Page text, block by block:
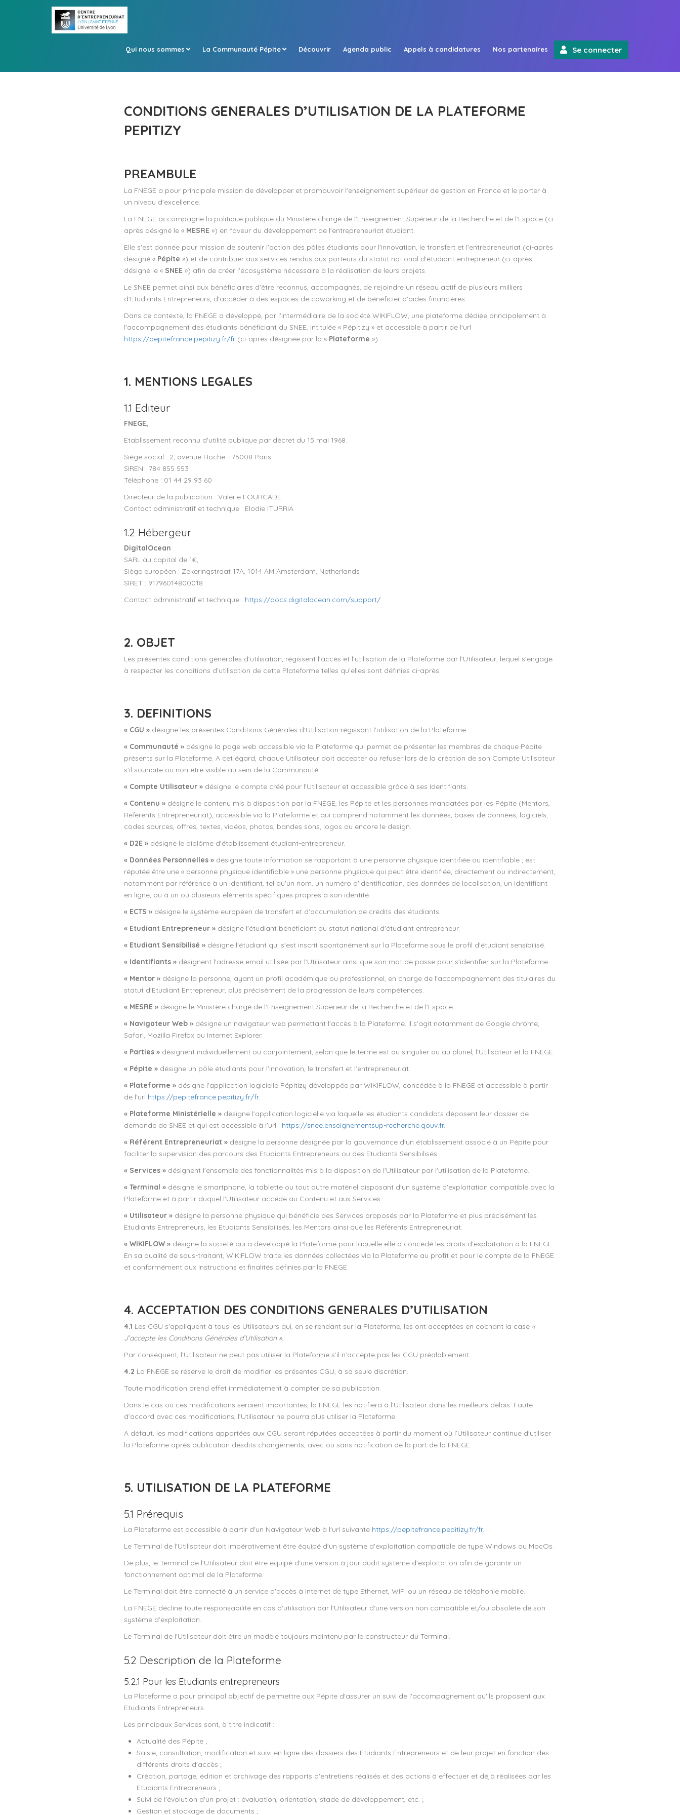
Qui nous sommes La Communauté Pépite Découvrir Agenda public Appels à candidatures Nos partenaires Se connecter
CONDITIONS GENERALES D’UTILISATION DE LA PLATEFORME
PEPITIZY
PREAMBULE
La FNEGE a pour principale mission de développer et promouvoir l'enseignement supérieur de gestion en France et le porter à
un niveau d'excellence.
La FNEGE accompagne la politique publique du Ministère chargé de l'Enseignement Supérieur de la Recherche et de l'Espace (ci-
après désigné le « MESRE ») en faveur du développement de l'entrepreneuriat étudiant.
Elle s'est donnée pour mission de soutenir l'action des pôles étudiants pour l'innovation, le transfert et l'entrepreneuriat (ci-après
désigné « Pépite ») et de contribuer aux services rendus aux porteurs du statut national d'étudiant-entrepreneur (ci-après
désigné le « SNEE ») afin de créer l'écosystème nécessaire à la réalisation de leurs projets.
Le SNEE permet ainsi aux bénéficiaires d'être reconnus, accompagnés, de rejoindre un réseau actif de plusieurs milliers
d'Etudiants Entrepreneurs, d'accéder à des espaces de coworking et de bénéficier d'aides financières.
Dans ce contexte, la FNEGE a développé, par l'intermédiaire de la société WIKIFLOW, une plateforme dédiée principalement à
l'accompagnement des étudiants bénéficiant du SNEE, intitulée « Pépitizy » et accessible à partir de l'url
https://pepitefrance.pepitizy.fr/fr (ci-après désignée par la « Plateforme »).
1. MENTIONS LEGALES
1.1 Editeur
FNEGE,
Etablissement reconnu d'utilité publique par décret du 15 mai 1968.
Siège social : 2, avenue Hoche - 75008 Paris
SIREN : 784 855 553
Téléphone : 01 44 29 93 60
Directeur de la publication : Valérie FOURCADE
Contact administratif et technique : Elodie ITURRIA
1.2 Hébergeur
DigitalOcean
SARL au capital de 1€,
Siège européen : Zekeringstraat 17A, 1014 AM Amsterdam, Netherlands
SIRET : 91796014800018
Contact administratif et technique : https://docs.digitalocean.com/support/
2. OBJET
Les présentes conditions générales d’utilisation, régissent l’accès et l’utilisation de la Plateforme par l’Utilisateur, lequel s’engage
à respecter les conditions d’utilisation de cette Plateforme telles qu’elles sont définies ci-après.
3. DEFINITIONS
« CGU » désigne les présentes Conditions Générales d'Utilisation régissant l'utilisation de la Plateforme.
« Communauté » désigne la page web accessible via la Plateforme qui permet de présenter les membres de chaque Pépite
présents sur la Plateforme. A cet égard, chaque Utilisateur doit accepter ou refuser lors de la création de son Compte Utilisateur
s'il souhaite ou non être visible au sein de la Communauté.
« Compte Utilisateur » désigne le compte créé pour l'Utilisateur et accessible grâce à ses Identifiants.
« Contenu » désigne le contenu mis à disposition par la FNEGE, les Pépite et les personnes mandatées par les Pépite (Mentors,
Référents Entrepreneuriat), accessible via la Plateforme et qui comprend notamment les données, bases de données, logiciels,
codes sources, offres, textes, vidéos, photos, bandes sons, logos ou encore le design.
« D2E » désigne le diplôme d'établissement étudiant-entrepreneur.
« Données Personnelles » désigne toute information se rapportant à une personne physique identifiée ou identifiable ; est
réputée être une « personne physique identifiable » une personne physique qui peut être identifiée, directement ou indirectement,
notamment par référence à un identifiant, tel qu'un nom, un numéro d'identification, des données de localisation, un identifiant
en ligne, ou à un ou plusieurs éléments spécifiques propres à son identité.
« ECTS » désigne le système européen de transfert et d'accumulation de crédits des étudiants.
« Etudiant Entrepreneur » désigne l'étudiant bénéficiant du statut national d'étudiant entrepreneur.
« Etudiant Sensibilisé » désigne l'étudiant qui s'est inscrit spontanément sur la Plateforme sous le profil d'étudiant sensibilisé.
« Identifiants » désignent l'adresse email utilisée par l'Utilisateur ainsi que son mot de passe pour s'identifier sur la Plateforme.
« Mentor » désigne la personne, ayant un profil académique ou professionnel, en charge de l'accompagnement des titulaires du
statut d'Etudiant Entrepreneur, plus précisément de la progression de leurs compétences.
« MESRE » désigne le Ministère chargé de l'Enseignement Supérieur de la Recherche et de l'Espace.
« Navigateur Web » désigne un navigateur web permettant l'accès à la Plateforme. Il s'agit notamment de Google chrome,
Safari, Mozilla Firefox ou Internet Explorer.
« Parties » désignent individuellement ou conjointement, selon que le terme est au singulier ou au pluriel, l'Utilisateur et la FNEGE.
« Pépite » désigne un pôle étudiants pour l'innovation, le transfert et l'entrepreneuriat.
« Plateforme » désigne l'application logicielle Pépitizy développée par WIKIFLOW, concédée à la FNEGE et accessible à partir
de l'url https://pepitefrance.pepitizy.fr/fr.
« Plateforme Ministérielle » désigne l'application logicielle via laquelle les étudiants candidats déposent leur dossier de
demande de SNEE et qui est accessible à l'url : https://snee.enseignementsup-recherche.gouv.fr.
« Référent Entrepreneuriat » désigne la personne désignée par la gouvernance d'un établissement associé à un Pépite pour
faciliter la supervision des parcours des Etudiants Entrepreneurs ou des Etudiants Sensibilisés.
« Services » désignent l'ensemble des fonctionnalités mis à la disposition de l'Utilisateur par l'utilisation de la Plateforme.
« Terminal » désigne le smartphone, la tablette ou tout autre matériel disposant d'un système d'exploitation compatible avec la
Plateforme et à partir duquel l'Utilisateur accède au Contenu et aux Services.
« Utilisateur » désigne la personne physique qui bénéficie des Services proposés par la Plateforme et plus précisément les
Etudiants Entrepreneurs, les Etudiants Sensibilisés, les Mentors ainsi que les Référents Entrepreneuriat.
« WIKIFLOW » désigne la société qui a développé la Plateforme pour laquelle elle a concédé les droits d'exploitation à la FNEGE.
En sa qualité de sous-traitant, WIKIFLOW traite les données collectées via la Plateforme au profit et pour le compte de la FNEGE
et conformément aux instructions et finalités définies par la FNEGE.
4. ACCEPTATION DES CONDITIONS GENERALES D’UTILISATION
4.1 Les CGU s'appliquent à tous les Utilisateurs qui, en se rendant sur la Plateforme, les ont acceptées en cochant la case «
J’accepte les Conditions Générales d’Utilisation ».
Par conséquent, l’Utilisateur ne peut pas utiliser la Plateforme s’il n’accepte pas les CGU préalablement.
4.2 La FNEGE se réserve le droit de modifier les présentes CGU, à sa seule discrétion.
Toute modification prend effet immédiatement à compter de sa publication.
Dans le cas où ces modifications seraient importantes, la FNEGE les notifiera à l’Utilisateur dans les meilleurs délais. Faute
d’accord avec ces modifications, l’Utilisateur ne pourra plus utiliser la Plateforme.
A défaut, les modifications apportées aux CGU seront réputées acceptées à partir du moment où l’Utilisateur continue d'utiliser
la Plateforme après publication desdits changements, avec ou sans notification de la part de la FNEGE.
5. UTILISATION DE LA PLATEFORME
5.1 Prérequis
La Plateforme est accessible à partir d'un Navigateur Web à l'url suivante https://pepitefrance.pepitizy.fr/fr.
Le Terminal de l'Utilisateur doit impérativement être équipé d'un système d'exploitation compatible de type Windows ou MacOs.
De plus, le Terminal de l'Utilisateur doit être équipé d'une version à jour dudit système d'exploitation afin de garantir un
fonctionnement optimal de la Plateforme.
Le Terminal doit être connecté à un service d'accès à Internet de type Ethernet, WIFI ou un réseau de téléphonie mobile.
La FNEGE décline toute responsabilité en cas d'utilisation par l'Utilisateur d‘une version non compatible et/ou obsolète de son
système d'exploitation.
Le Terminal de l'Utilisateur doit être un modèle toujours maintenu par le constructeur du Terminal.
5.2 Description de la Plateforme
5.2.1 Pour les Etudiants entrepreneurs
La Plateforme a pour principal objectif de permettre aux Pépite d'assurer un suivi de l'accompagnement qu'ils proposent aux
Etudiants Entrepreneurs.
Les principaux Services sont, à titre indicatif :
Actualité des Pépite ;
Saisie, consultation, modification et suivi en ligne des dossiers des Etudiants Entrepreneurs et de leur projet en fonction des
différents droits d'accès ;
Création, partage, édition et archivage des rapports d'entretiens réalisés et des actions à effectuer et déjà réalisées par les
Etudiants Entrepreneurs ;
Suivi de l'évolution d'un projet : évaluation, orientation, stade de développement, etc. ;
Gestion et stockage de documents ;